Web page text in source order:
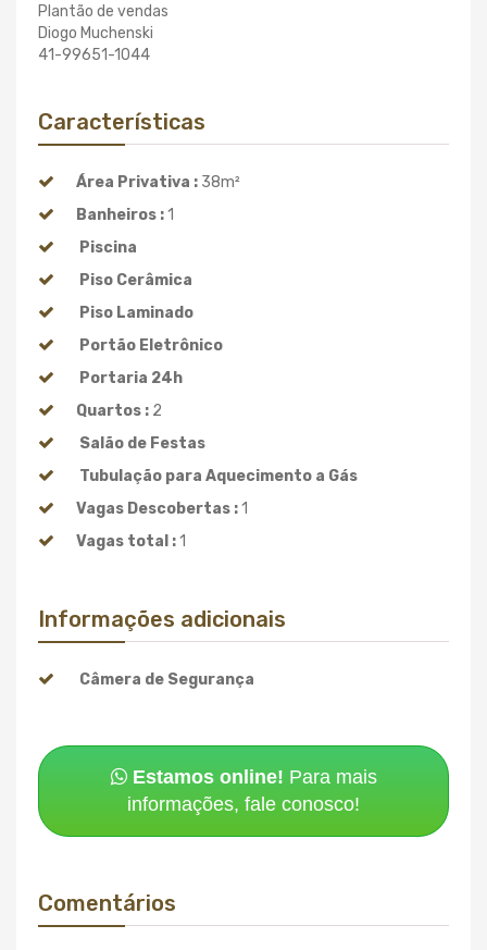
Plantão de vendas
Diogo Muchenski
41-99651-1044
Características
Área Privativa : 38m²
Banheiros :1
Piscina
Piso Cerâmica
Piso Laminado
Portão Eletrônico
Portaria 24h
Quartos : 2
Salão de Festas
Tubulação para Aquecimento a Gás
Vagas Descobertas :1
Vagas total :1
Informações adicionais
Câmera de Segurança
Estamos online! Para mais
informações, fale conosco!
Comentários